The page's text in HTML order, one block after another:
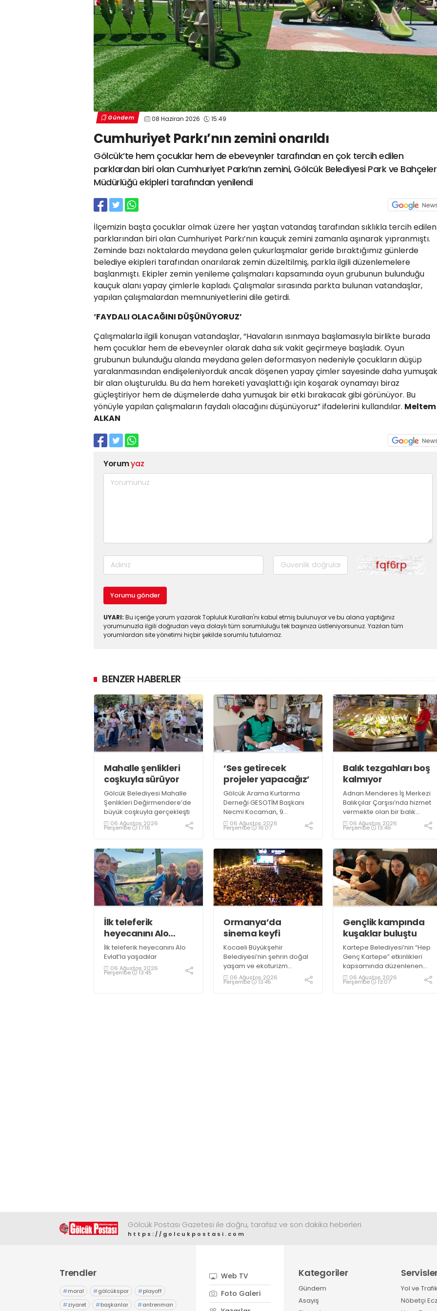
Gündem 08 Haziran 2026 15:49
Cumhuriyet Parkı’nın zemini onarıldı
Gölcük’te hem çocuklar hem de ebeveynler tarafından en çok tercih edilen
parklardan biri olan Cumhuriyet Parkı’nın zemini, Gölcük Belediyesi Park ve Bahçeler
Müdürlüğü ekipleri tarafından yenilendi
İlçemizin başta çocuklar olmak üzere her yaştan vatandaş tarafından sıklıkla tercih edilen
parklarından biri olan Cumhuriyet Parkı’nın kauçuk zemini zamanla aşınarak yıpranmıştı.
Zeminde bazı noktalarda meydana gelen çukurlaşmalar geride bıraktığımız günlerde
belediye ekipleri tarafından onarılarak zemin düzeltilmiş, parkla ilgili düzenlemelere
başlanmıştı. Ekipler zemin yenileme çalışmaları kapsamında oyun grubunun bulunduğu
kauçuk alanı yapay çimlerle kapladı. Çalışmalar sırasında parkta bulunan vatandaşlar,
yapılan çalışmalardan memnuniyetlerini dile getirdi.
‘FAYDALI OLACAĞINI DÜŞÜNÜYORUZ’
Çalışmalarla ilgili konuşan vatandaşlar, “Havaların ısınmaya başlamasıyla birlikte burada
hem çocuklar hem de ebeveynler olarak daha sık vakit geçirmeye başladık. Oyun
grubunun bulunduğu alanda meydana gelen deformasyon nedeniyle çocukların düşüp
yaralanmasından endişeleniyorduk ancak döşenen yapay çimler sayesinde daha yumuşak
bir alan oluşturuldu. Bu da hem hareketi yavaşlattığı için koşarak oynamayı biraz
güçleştiriyor hem de düşmelerde daha yumuşak bir etki bırakacak gibi görünüyor. Bu
yönüyle yapılan çalışmaların faydalı olacağını düşünüyoruz” ifadelerini kullandılar. Meltem
ALKAN
Yorumyaz
Yorumu gönder
UYARI: Bu içeriğe yorum yazarak Topluluk Kuralları'nı kabul etmiş bulunuyor ve bu alana yaptığınız
yorumunuzla ilgili doğrudan veya dolaylı tüm sorumluluğu tek başınıza üstleniyorsunuz. Yazılan tüm
yorumlardan site yönetimi hiçbir şekilde sorumlu tutulamaz.
BENZER HABERLER
Mahalle şenlikleri
coşkuyla sürüyor
Gölcük Belediyesi Mahalle
Şenlikleri Değirmendere’de
büyük coşkuyla gerçekleşti
06 Ağustos 2026
Perşembe 17:16
‘Ses getirecek
projeler yapacağız’
Gölcük Arama Kurtarma
Derneği GESOTİM Başkanı
Necmi Kocaman, 9
Ağustos’ta gerçekleşecek
sınavın ardından 4. Akredite
tamamlayacaklarını ifade
ederek açıklamalarda
bulundu. Kocaman,
“Gölcük’te ve Kocaeli
genelinde ses getirecek
projelerimizi tek tek hayata
geçireceğiz” dedi
06 Ağustos 2026
Perşembe 16:07
Balık tezgahları boş
kalmıyor
Adnan Menderes İş Merkezi
Balıkçılar Çarşısı’nda hizmet
vermekte olan bir balık
restoranının işletme
sahiplerinden Emrah
tezgahlarda taze balık
bulunduğunu ifade ederek
“Yıl boyunca tezgahlarda
taze balık bulmak mümkün
oluyor” dedi
06 Ağustos 2026
Perşembe 13:46
İlk teleferik
heyecanını Alo
Evlat’la yaşadılar
İlk teleferik heyecanını Alo
Evlat’la yaşadılar
06 Ağustos 2026
Perşembe 13:45
Ormanya’da
sinema keyfi
Kocaeli Büyükşehir
Belediyesi’nin şehrin doğal
yaşam ve ekoturizm
merkezi Ormanya’da
düzenlediği “Gece
06 Ağustos 2026
Perşembe 13:45
Gençlik kampında
kuşaklar buluştu
Kartepe Belediyesi’nin “Hep
Genç Kartepe” etkinlikleri
kapsamında düzenlenen
Gençlik ve Gelişim Kampı’na
katılan gençler, Kocaeli
06 Ağustos 2026
Perşembe 13:07
Gölcük Postası Gazetesi ile doğru, tarafsız ve son dakika heberleri
https://golcukpostasi.com
Trendler
#moral #gölcükspor #playoff
#ziyaret #başkanlar #antrenman
Web TV
Foto Galeri
Kategoriler
Gündem
Asayiş
Yol ve
Nöbetçi